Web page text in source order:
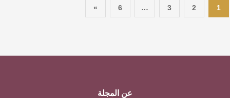
1
2
3
…
6
»
عن المجلة